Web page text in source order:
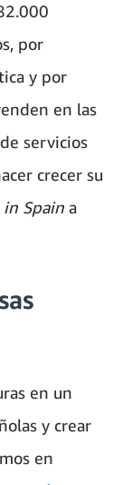
por
y por
en las
servicios
crecer su
in Spain a
en un
y crear
en